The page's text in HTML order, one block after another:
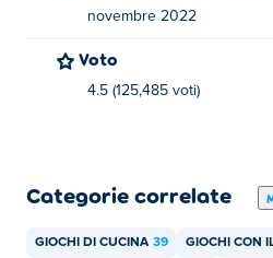
Puoi giocare a Papa's Bakeria
Posso giocare a Papa's
mobili e desktop?
novembre 2022
Voto
4.5 (125,485 voti)
Categorie correlate
GIOCHI DI CUCINA 39 GIOCHI CON